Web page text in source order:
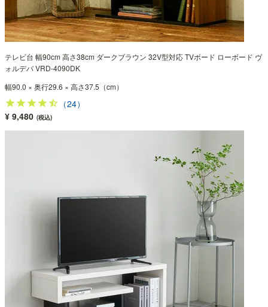
テレビ台 幅90cm 高さ38cm ダークブラウン 32V型対応 TVボード ローボード ヴ
ォルデバ VRD-4090DK
幅90.0 × 奥行29.6 × 高さ37.5（cm）
（24）
¥ 9,480 (税込)